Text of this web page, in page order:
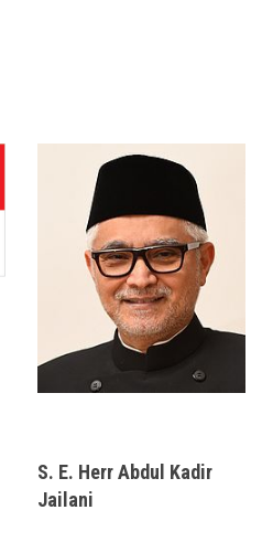
S. E. Herr Abdul Kadir
Jailani